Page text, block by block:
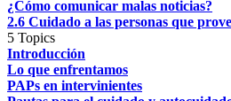
¿Cómo comunicar malas noticias?
2.6 Cuidado a las personas que
5 Topics
Introducción
Lo que enfrentamos
PAPs en intervinientes